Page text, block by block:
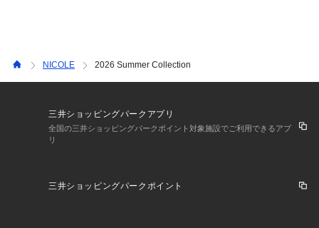
NICOLE 2026 Summer Collection
三井ショッピングパークアプリ
全国の三井ショッピングパークポイント対象施設でご利用できるアプ
リ
三井ショッピングパークポイント